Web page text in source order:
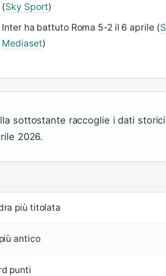
(Sky Sport)
Inter ha battuto Roma 5-2 il 6 aprile (
Mediaset)
sottostante raccoglie i dati
2026.
più titolata
antico
punti